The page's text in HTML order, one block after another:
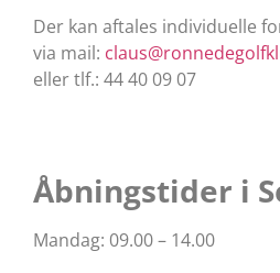
Der kan aftales individuelle
via mail:
eller tlf.: 44 40 09 07
Åbningstider i
Mandag: 09.00 – 14.00